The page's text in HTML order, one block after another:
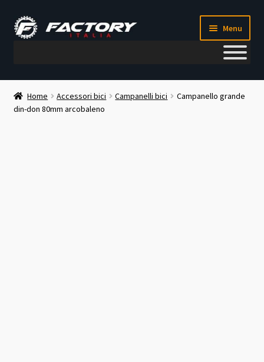
Vai
alla
Vai
al
Menu
Il mio account
Metodi di pagamento
Home Accessori bici Campanelli bici
Campanello grande
din-don 80mm arcobaleno